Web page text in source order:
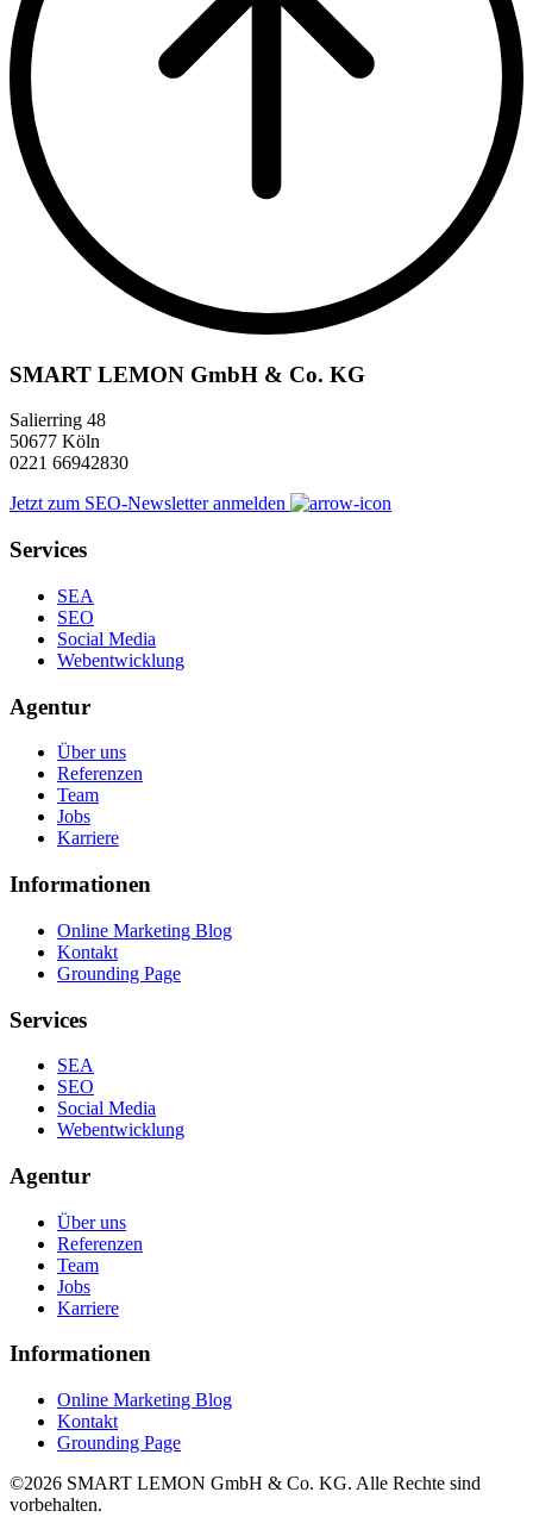
SMART LEMON GmbH & Co. KG
Salierring 48
50677 Köln
0221 66942830
Jetzt zum SEO-Newsletter anmelden
Services
SEA
SEO
Social Media
Webentwicklung
Agentur
Über uns
Referenzen
Team
Jobs
Karriere
Informationen
Online Marketing Blog
Kontakt
Grounding Page
Services
SEA
SEO
Social Media
Webentwicklung
Agentur
Über uns
Referenzen
Team
Jobs
Karriere
Informationen
Online Marketing Blog
Kontakt
Grounding Page
©2026 SMART LEMON GmbH & Co. KG. Alle Rechte sind
vorbehalten.